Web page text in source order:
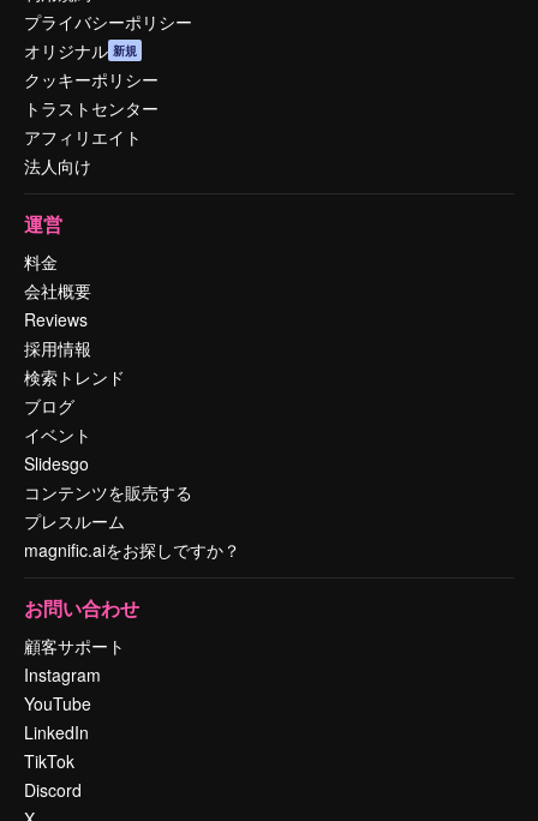
プライバシーポリシー
オリジナル 新規
クッキーポリシー
トラストセンター
アフィリエイト
法人向け
運営
料金
会社概要
Reviews
採用情報
検索トレンド
ブログ
イベント
Slidesgo
コンテンツを販売する
プレスルーム
magnific.aiをお探しですか？
お問い合わせ
顧客サポート
Instagram
YouTube
LinkedIn
TikTok
Discord